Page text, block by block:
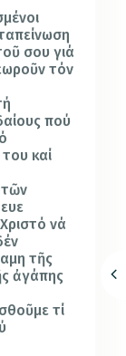
ῦ σου γιά
ῦν τόν
πού
καί
ῶν
νά
τῆς
ςἀγάπης
ῦμε τί